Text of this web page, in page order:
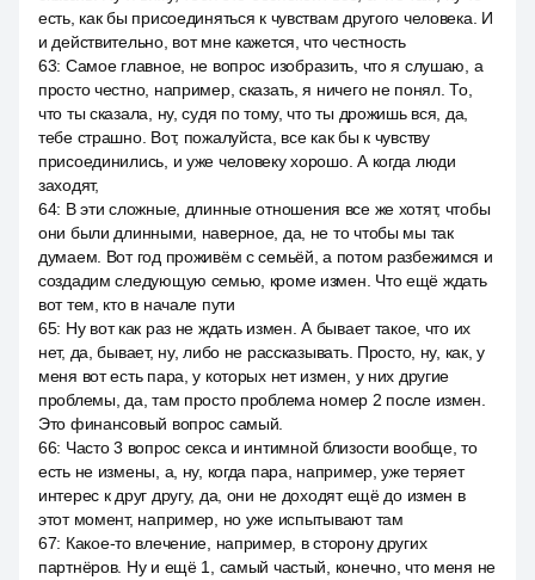
есть, как бы присоединяться к чувствам другого человека. И
и действительно, вот мне кажется, что честность
63: Самое главное, не вопрос изобразить, что я слушаю, а
просто честно, например, сказать, я ничего не понял. То,
что ты сказала, ну, судя по тому, что ты дрожишь вся, да,
тебе страшно. Вот, пожалуйста, все как бы к чувству
присоединились, и уже человеку хорошо. А когда люди
заходят,
64: В эти сложные, длинные отношения все же хотят, чтобы
они были длинными, наверное, да, не то чтобы мы так
думаем. Вот год проживём с семьёй, а потом разбежимся и
создадим следующую семью, кроме измен. Что ещё ждать
вот тем, кто в начале пути
65: Ну вот как раз не ждать измен. А бывает такое, что их
нет, да, бывает, ну, либо не рассказывать. Просто, ну, как, у
меня вот есть пара, у которых нет измен, у них другие
проблемы, да, там просто проблема номер 2 после измен.
Это финансовый вопрос самый.
66: Часто 3 вопрос секса и интимной близости вообще, то
есть не измены, а, ну, когда пара, например, уже теряет
интерес к друг другу, да, они не доходят ещё до измен в
этот момент, например, но уже испытывают там
67: Какое-то влечение, например, в сторону других
партнёров. Ну и ещё 1, самый частый, конечно, что меня не